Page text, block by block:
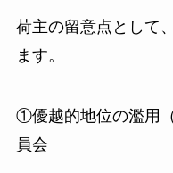
荷主の留意点として
ます。
①優越的地位の濫用
員会